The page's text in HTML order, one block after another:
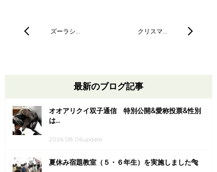
ズーラシ… クリスマ…
最新のブログ記事
オオアリクイ双子通信 特別公開&愛称投票&性別
は...
2026.08.06update
夏休み宿題教室（５・６年生）を実施しました🐅